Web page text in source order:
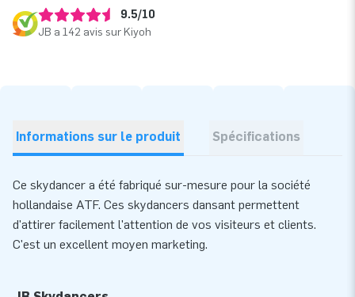
9.5/10
JB a 142 avis sur Kiyoh
Informations sur le produit Spécifications
Ce skydancer a été fabriqué sur-mesure pour la société
hollandaise ATF. Ces skydancers dansant permettent
d'attirer facilement l'attention de vos visiteurs et clients.
C'est un excellent moyen marketing.